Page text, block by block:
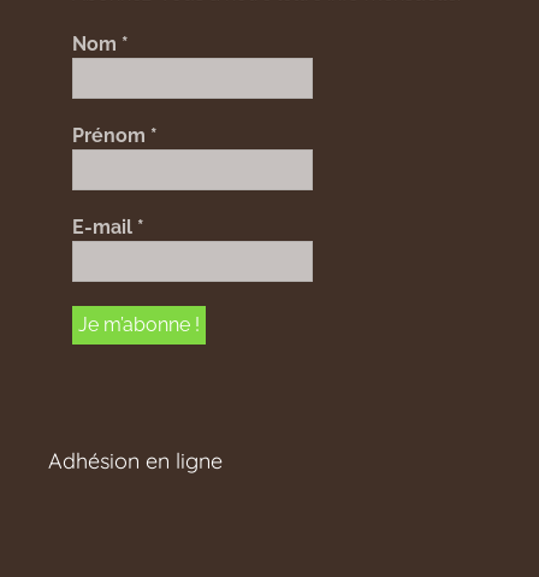
Nom *
Prénom *
E-mail *
Adhésion en ligne